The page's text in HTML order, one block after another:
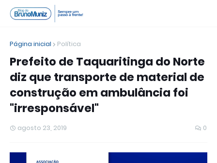
Página inicial Política
Prefeito de Taquaritinga do Norte
diz que transporte de material de
construção em ambulância foi
"irresponsável"
agosto 23, 2019 0